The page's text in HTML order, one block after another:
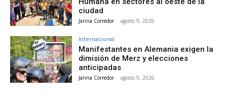
ciudad
Janna Corredor - agosto 9, 2026
Internacional
Manifestantes en Alemania exigen la
dimisión de Merz y elecciones
anticipadas
Janna Corredor - agosto 9, 2026